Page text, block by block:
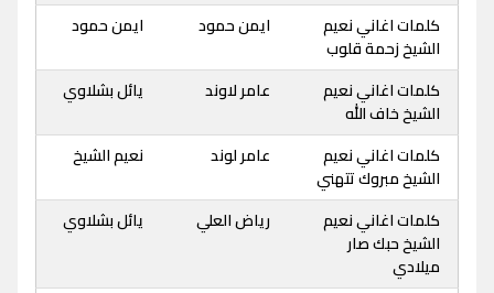
كلمات اغاني نعيم
الشيخ زحمة قلوب
ايمن حمود ايمن حمود
كلمات اغاني نعيم
الشيخ خاف الله
عامر لاوند يائل بشلاوي
كلمات اغاني نعيم
الشيخ مبروك تتهني
عامر لوند نعيم الشيخ
كلمات اغاني نعيم
الشيخ حبك صار
ميلادي
رياض العلي يائل بشلاوي